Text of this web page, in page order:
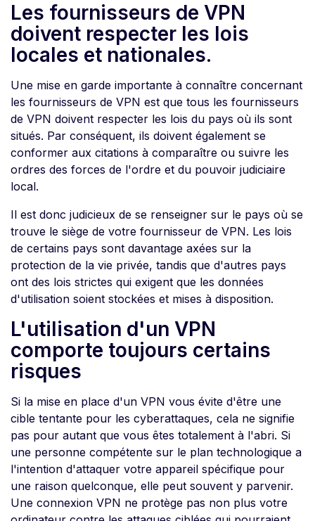
Les fournisseurs de VPN
doivent respecter les lois
locales et nationales.
Une mise en garde importante à connaître concernant
les fournisseurs de VPN est que tous les fournisseurs
de VPN doivent respecter les lois du pays où ils sont
situés. Par conséquent, ils doivent également se
conformer aux citations à comparaître ou suivre les
ordres des forces de l'ordre et du pouvoir judiciaire
local.
Il est donc judicieux de se renseigner sur le pays où se
trouve le siège de votre fournisseur de VPN. Les lois
de certains pays sont davantage axées sur la
protection de la vie privée, tandis que d'autres pays
ont des lois strictes qui exigent que les données
d'utilisation soient stockées et mises à disposition.
L'utilisation d'un VPN
comporte toujours certains
risques
Si la mise en place d'un VPN vous évite d'être une
cible tentante pour les cyberattaques, cela ne signifie
pas pour autant que vous êtes totalement à l'abri. Si
une personne compétente sur le plan technologique a
l'intention d'attaquer votre appareil spécifique pour
une raison quelconque, elle peut souvent y parvenir.
Une connexion VPN ne protège pas non plus votre